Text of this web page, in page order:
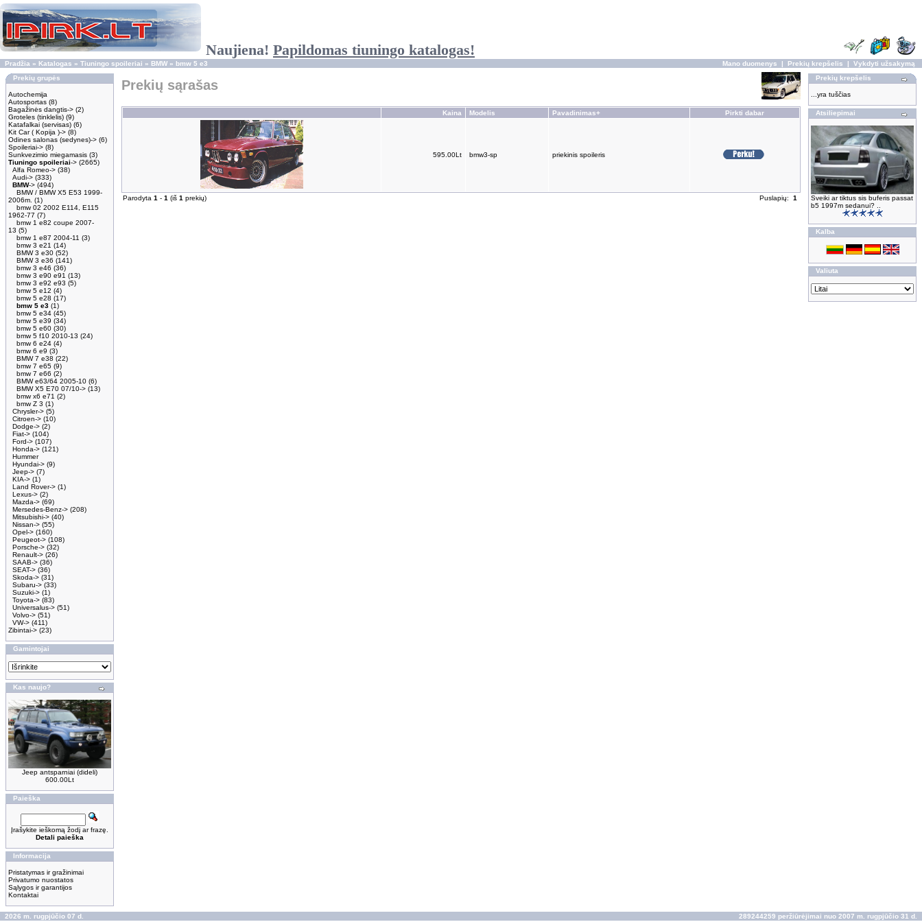
Naujiena! Papildomas tiuningo katalogas!
Pradžia » Katalogas » Tiuningo spoileriai » BMW » bmw 5 e3 Mano duomenys | Prekių krepšelis | Vykdyti užsakymą
Prekių grupės
Autochemija
Autosportas (8)
Bagažinės dangtis-> (2)
Groteles (tinklelis) (9)
Katafalkai (servisas) (6)
Kit Car ( Kopija )-> (8)
Odines salonas (sedynes)-> (6)
Spoileriai-> (8)
Sunkvezimio miegamasis (3)
Tiuningo spoileriai-> (2665)
Alfa Romeo-> (38)
Audi-> (333)
BMW-> (494)
BMW / BMW X5 E53 1999-
2006m. (1)
bmw 02 2002 E114, E115
1962-77 (7)
bmw 1 e82 coupe 2007-
13 (5)
bmw 1 e87 2004-11 (3)
bmw 3 e21 (14)
BMW 3 e30 (52)
BMW 3 e36 (141)
bmw 3 e46 (36)
bmw 3 e90 e91 (13)
bmw 3 e92 e93 (5)
bmw 5 e12 (4)
bmw 5 e28 (17)
bmw 5 e3 (1)
bmw 5 e34 (45)
bmw 5 e39 (34)
bmw 5 e60 (30)
bmw 5 f10 2010-13 (24)
bmw 6 e24 (4)
bmw 6 e9 (3)
BMW 7 e38 (22)
bmw 7 e65 (9)
bmw 7 e66 (2)
BMW e63/64 2005-10 (6)
BMW X5 E70 07/10-> (13)
bmw x6 e71 (2)
bmw Z 3 (1)
Chrysler-> (5)
Citroen-> (10)
Dodge-> (2)
Fiat-> (104)
Ford-> (107)
Honda-> (121)
Hummer
Hyundai-> (9)
Jeep-> (7)
KIA-> (1)
Land Rover-> (1)
Lexus-> (2)
Mazda-> (69)
Mersedes-Benz-> (208)
Mitsubishi-> (40)
Nissan-> (55)
Opel-> (160)
Peugeot-> (108)
Porsche-> (32)
Renault-> (26)
SAAB-> (36)
SEAT-> (36)
Skoda-> (31)
Subaru-> (33)
Suzuki-> (1)
Toyota-> (83)
Universalus-> (51)
Volvo-> (51)
VW-> (411)
Zibintai-> (23)
Gamintojai
Kas naujo?
Jeep antsparniai (dideli)
600.00Lt
Paieška
Įrašykite ieškomą žodį ar frazę.
Detali paieška
Informacija
Pristatymas ir gražinimai
Privatumo nuostatos
Sąlygos ir garantijos
Kontaktai
Prekių sąrašas
Kaina Modelis Pavadinimas+ Pirkti dabar
595.00Lt bmw3-sp priekinis spoileris
Parodyta 1 - 1 (iš 1 prekių) Puslapių: 1
Prekių krepšelis
...yra tuščias
Atsiliepimai
Sveiki ar tiktus sis buferis passat
b5 1997m sedanui? ..
Kalba
Valiuta
2026 m. rugpjūčio 07 d. 289244259 peržiūrėjimai nuo 2007 m. rugpjūčio 31 d.